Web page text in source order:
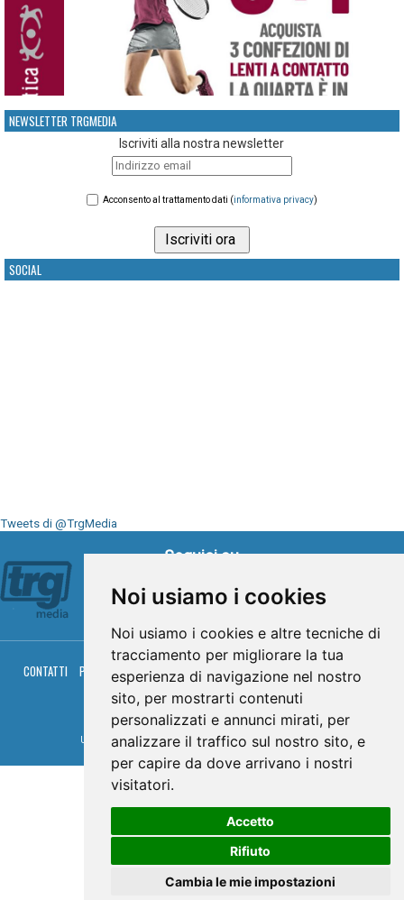
Noi usiamo i cookies
Noi usiamo i cookies e altre tecniche di
tracciamento per migliorare la tua
esperienza di navigazione nel nostro
sito, per mostrarti contenuti
personalizzati e annunci mirati, per
analizzare il traffico sul nostro sito, e
per capire da dove arrivano i nostri
visitatori.
Accetto
Rifiuto
Cambia le mie impostazioni
NEWSLETTER TRGMEDIA
Iscriviti alla nostra newsletter
Acconsento al trattamento dati (informativa privacy)
SOCIAL
Tweets di @TrgMedia
Seguici su
CONTATTI PRIVACY COOKIES PALINSESTO DIRETTA TV
DIRETTA RADIO
RGM HITRADIO
© TRG Media 2005-2026
Umbria Televisioni s.r.l. - P.I.00496230541 - www.trgmedia.it- Powered by